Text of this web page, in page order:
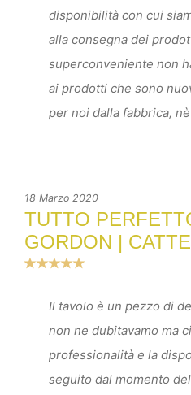
disponibilità con cui
alla consegna dei
superconveniente non
ai prodotti che sono
per noi dalla fabbrica,
18 Marzo 2020
TUTTO
GORDON |
Il tavolo è un pezzo di
non ne dubitavamo ma
professionalità e la
seguito dal momento